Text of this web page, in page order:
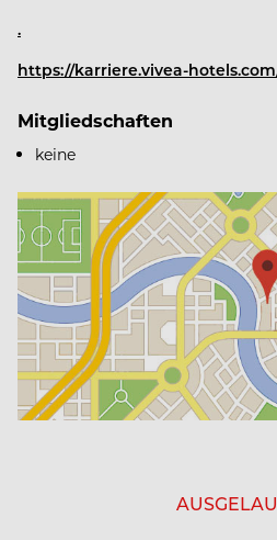
.
https://karriere.vivea-
Mitgliedschaften
keine